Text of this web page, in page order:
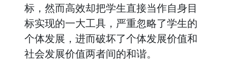
标，然而高效却把学生直接当作自身目
标实现的一大工具，严重忽略了学生的
个体发展，进而破坏了个体发展价值和
社会发展价值两者间的和谐。